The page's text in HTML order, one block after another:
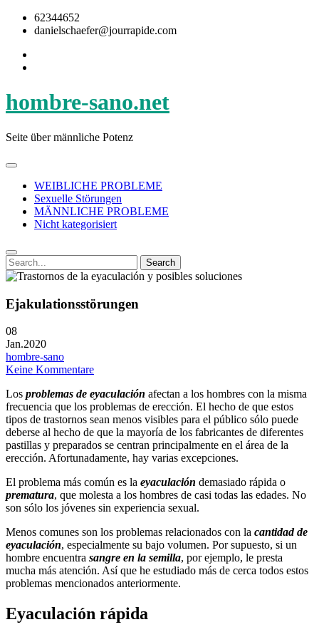
62344652
danielschaefer@jourrapide.com
hombre-sano.net
Seite über männliche Potenz
WEIBLICHE PROBLEME
Sexuelle Störungen
MÄNNLICHE PROBLEME
Nicht kategorisiert
Search
Ejakulationsstörungen
08
Jan.2020
hombre-sano
Keine Kommentare
Los problemas de eyaculación afectan a los hombres con la misma
frecuencia que los problemas de erección. El hecho de que estos
tipos de trastornos sean menos visibles para el público sólo puede
deberse al hecho de que la mayoría de los fabricantes de diferentes
pastillas y preparados se centran principalmente en el área de la
erección. Afortunadamente, hay varias excepciones.
El problema más común es la eyaculación demasiado rápida o
prematura, que molesta a los hombres de casi todas las edades. No
son sólo los jóvenes sin experiencia sexual.
Menos comunes son los problemas relacionados con la cantidad de
eyaculación, especialmente su bajo volumen. Por supuesto, si un
hombre encuentra sangre en la semilla, por ejemplo, le presta
mucha más atención. Así que he estudiado más de cerca todos estos
problemas mencionados anteriormente.
Eyaculación rápida